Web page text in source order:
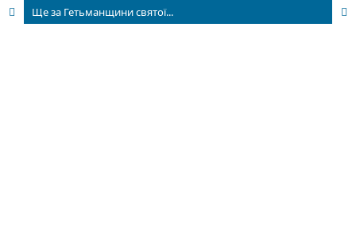
Ще за Гетьманщини святої...